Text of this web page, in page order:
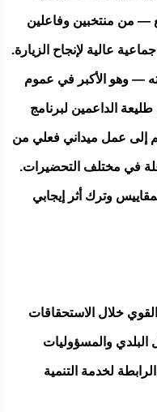
— من منتخبين وفاعلين
عالية لإنجاح الزيارة.
— وهو الأكبر في عموم
الداعمين لبرنامج
إلى عمل ميداني فعلي من
في مختلف التحضيرات.
وترك أثر إيجابي
خلال الاستحقاقات
البلدي والمسؤوليات
لخدمة التنمية